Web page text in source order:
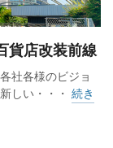
急梅田本店が
16.0%増と18カ
った。支店では
）、神戸阪急
貨店改装前線
社各様のビジョ
しい・・・ 続き